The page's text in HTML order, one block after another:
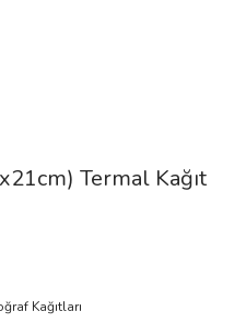
Termal Kağıt
Kağıtları